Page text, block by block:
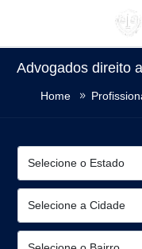
Advogados direito
Home